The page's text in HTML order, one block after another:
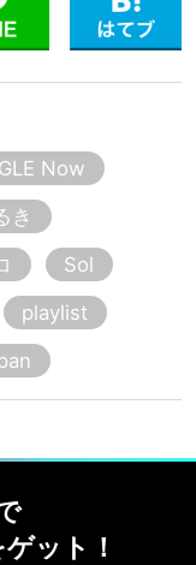
Now
き
Sol
playlist
ット！